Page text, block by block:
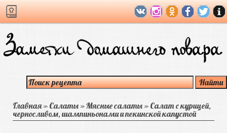
Главная» Салаты»Мясные салаты» Салат с курицей,
черносливом, шампиньонами и пекинской капустой